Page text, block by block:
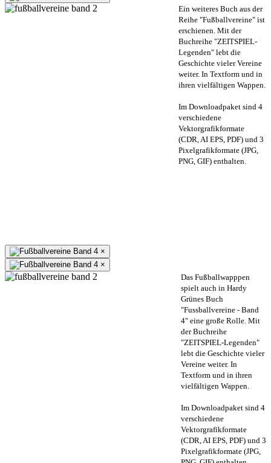
Ein weiteres Buch aus der
Reihe "Fußballvereine" ist
erschienen. Mit der
Buchreihe "ZEITSPIEL-
Legenden" lebt die
Geschichte vieler Vereine
weiter. In Textform und in
ihren vielfältigen Wappen.
Im Downloadpaket sind 4
verschiedene
Vektorgrafikformate
(CDR, AI EPS, PDF) und 3
Pixelgrafikformate (JPG,
PNG, GIF) enthalten.
×
×
Das Fußballwapppen
spielt auch in Hardy
Grünes Buch
"Fussballvereine - Band
4" eine große Rolle. Mit
der Buchreihe
"ZEITSPIEL-Legenden"
lebt die Geschichte vieler
Vereine weiter. In
Textform und in ihren
vielfältigen Wappen.
Im Downloadpaket sind 4
verschiedene
Vektorgrafikformate
(CDR, AI EPS, PDF) und 3
Pixelgrafikformate (JPG,